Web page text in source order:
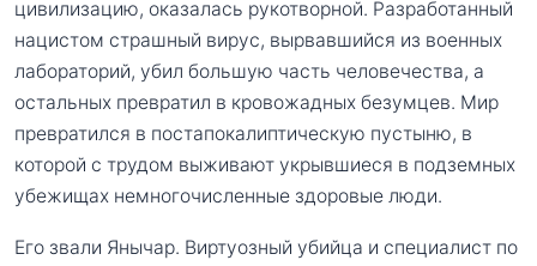
цивилизацию, оказалась рукотворной. Разработанный
нацистом страшный вирус, вырвавшийся из военных
лабораторий, убил большую часть человечества, а
остальных превратил в кровожадных безумцев. Мир
превратился в постапокалиптическую пустыню, в
которой с трудом выживают укрывшиеся в подземных
убежищах немногочисленные здоровые люди.
Его звали Янычар. Виртуозный убийца и специалист по